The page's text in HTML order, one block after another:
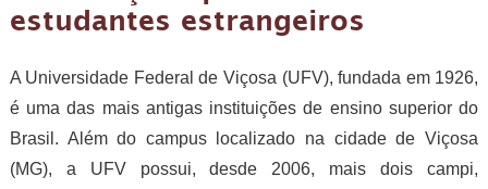
estudantes estrangeiros
A Universidade Federal de Viçosa (UFV), fundada em 1926,
é uma das mais antigas instituições de ensino superior do
Brasil. Além do campus localizado na cidade de Viçosa
(MG), a UFV possui, desde 2006, mais dois campi,